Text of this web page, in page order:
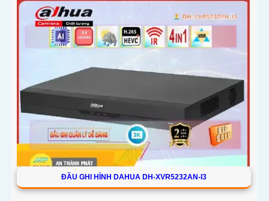
ĐẦU GHI HÌNH DAHUA DH-XVR5232AN-I3